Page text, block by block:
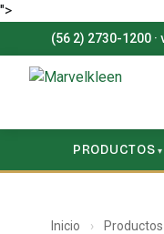
">
(56 2) 2730-1200 ·
PRODUCTOS
Inicio › Productos